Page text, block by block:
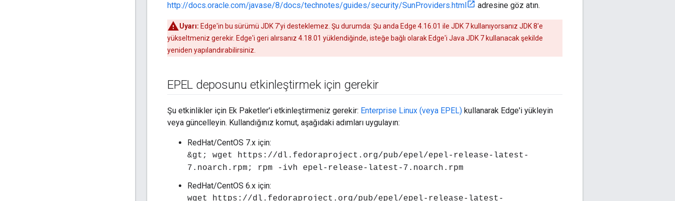
http://docs.oracle.com/javase/8/docs/technotes/guides/security/SunProviders.html
adresine göz atın.
Uyarı: Edge'in bu sürümü JDK 7'yi desteklemez. Şu durumda: Şu anda Edge 4.16.01 ile JDK 7 kullanıyorsanız JDK 8'e
yükseltmeniz gerekir. Edge'i geri alırsanız 4.18.01 yüklendiğinde, isteğe bağlı olarak Edge'i Java JDK 7 kullanacak şekilde
yeniden yapılandırabilirsiniz.
EPEL deposunu etkinleştirmek için gerekir
Şu etkinlikler için Ek Paketler'i etkinleştirmeniz gerekir: Enterprise Linux (veya EPEL) kullanarak Edge'i yükleyin
veya güncelleyin. Kullandığınız komut, aşağıdaki adımları uygulayın:
RedHat/CentOS 7.x için:
&gt; wget https://dl.fedoraproject.org/pub/epel/epel-release-latest-
7.noarch.rpm; rpm -ivh epel-release-latest-7.noarch.rpm
RedHat/CentOS 6.x için:
wget https://dl.fedoraproject.org/pub/epel/epel-release-latest-